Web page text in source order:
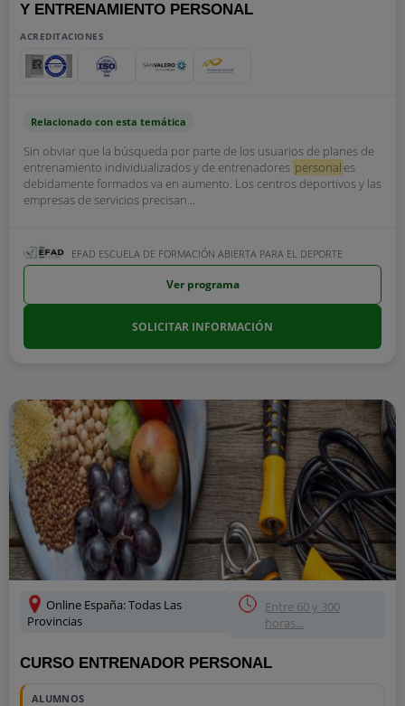
Y ENTRENAMIENTO PERSONAL
ACREDITACIONES
Relacionado con esta temática
Sin obviar que la búsqueda por parte de los usuarios de planes de
entrenamiento individualizados y de entrenadores personal es
debidamente formados va en aumento. Los centros deportivos y las
empresas de servicios precisan...
EFAD ESCUELA DE FORMACIÓN ABIERTA PARA EL DEPORTE
Ver programa
SOLICITAR INFORMACIÓN
Online España: Todas Las
Provincias
Entre 60 y 300
horas...
CURSO ENTRENADOR PERSONAL
ALUMNOS